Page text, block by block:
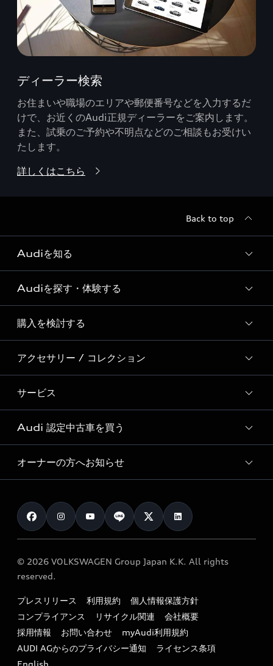
ディーラー検索
お住まいや職場のエリアや郵便番号などを入力するだ
けで、お近くのAudi正規ディーラーをご案内します。
また、試乗のご予約や不明点などのご相談もお受けい
たします。
詳しくはこちら
Back to top
Audiを知る
Audi ブランド
Story of Progress
Audi Sport
Formula 1®
デジタルサービス
Audiを探す・体験する
ディーラー検索
新車在庫検索
試乗車・展示車検索
見積り依頼
試乗予約
購入を検討する
モデル一覧
特別仕様モデル / 限定モデル
e-tronラインアップ
価格シミュレーション
車両比較
カタログ一覧
アクセサリー / コレクション
純正アクセサリー
オンラインショップ
Audi collection
アウディナビアプリ
サービス
サービス入庫予約
サービスプログラム
メンテナンス
車検 / 定期点検
e-tronアフターサポート
myAudi
Audi 認定中古車を買う
Audi認定中古車
クオリティ
保証
メンテナンス
ファイナンス
キャンペーン / イベント
買取査定
オーナーの方へお知らせ
お知らせ
オーナー様向けキャンペーン
特定整備適用車一覧
リサイクル法
よくある質問（FAQ）
© 2026 VOLKSWAGEN Group Japan K.K. All rights
reserved.
プレスリリース 利用規約
個人情報保護方針
コンプライアンス
リサイクル関連
会社概要
採用情報
お問い合わせ
myAudi利用規約
AUDI AGからのプライバシー通知
ライセンス条項
English